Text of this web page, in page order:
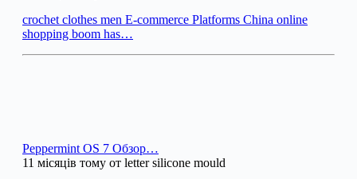
crochet clothes men E-commerce Platforms China online
shopping boom has…
Peppermint OS 7 Обзор…
11 місяців тому от letter silicone mould